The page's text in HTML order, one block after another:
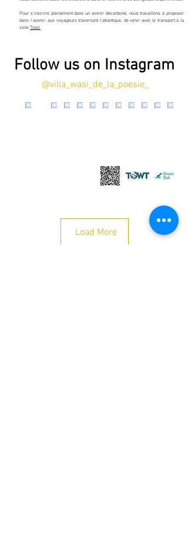
Pour s'inscrire pleinement dans un avenir décarboné, nous travaillons à proposer
dans l’avenir, aux voyageurs traversant l'atlantique, de venir avec le transport à la
voile Towt.
Follow us on Instagram
@villa_wasi_de_la_poesie_
Load More